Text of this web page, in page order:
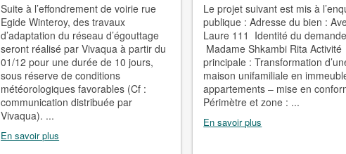
Suite à l’effondrement de voirie rue
Egide Winteroy, des travaux
d’adaptation du réseau d’égouttage
seront réalisé par Vivaqua à partir du
01/12 pour une durée de 10 jours,
sous réserve de conditions
météorologiques favorables (Cf :
communication distribuée par
Vivaqua). ...
En savoir plus
Le projet suivant est mis à
publique : Adresse du bien :
Laure 111 Identité du
Madame Shkambi Rita Activité
principale : Transformation
maison unifamiliale en
appartements – mise en
Périmètre et zone : ...
En savoir plus